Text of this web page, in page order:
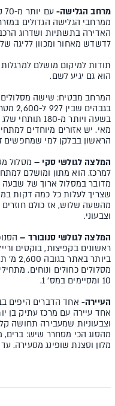
מרחב הגלישה-
ממרחבי הגלישה הגדולים
האדירה בתשתיות ושדרוג
לדשדש מאחור ומכוון לליגה
הוא גם יגיע לשם.
בשעה ויותר מ-
מאי. יש אזורים מיוחדים
הראשון בבלקן למי שמחפשים
המלצה לגולשי סקי–
למרכז. הוא מתון ומושלם
מדובר במסלול ארוך של שבעה
שצריך לעלות כל כמה דקות
מהשעה שלוש, אז כולם
וצבעוני.
המלצה לגולשי סנובורד –
ראשונים בקפיצות, בוקסים
10 ומסיימים במס' 1.
העיירה- אחד הדברים היפים
וצבעוניות שמעבירה תחושה
מהסוג הכי מסחרר שיש: ברים,
מלון וסצנת שופינג מסעירה.